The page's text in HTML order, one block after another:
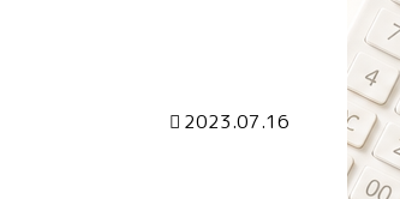
2023.07.16